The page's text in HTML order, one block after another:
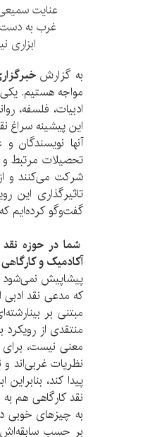
عنایت
غرب به دست
ابزاری
به گزارش
مواجه هستیم.
ادبیات، فلسفه،
این پیشینه سراغ
آنها نویسندگان
تحصیلات مرتبط و
شرکت می‌کنند و
تاثیرگذاری این
گفت‌وگو کرده‌ایم
شما در حوزه
آکادمیک و
پیشاپیش نمی‌شود
که مدعی نقد
مبتنی بر
منتقدی از
معنی نیست، برای
نظریات غربی‌اند و
پیدا کند،
نقد کارگاهی هم
به چیزهای خوبی
بر حسب سابقه‌اش